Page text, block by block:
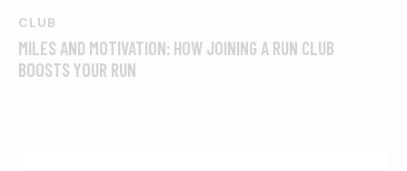
CLUB
MILES AND MOTIVATION: HOW JOINING A RUN CLUB
BOOSTS YOUR RUN